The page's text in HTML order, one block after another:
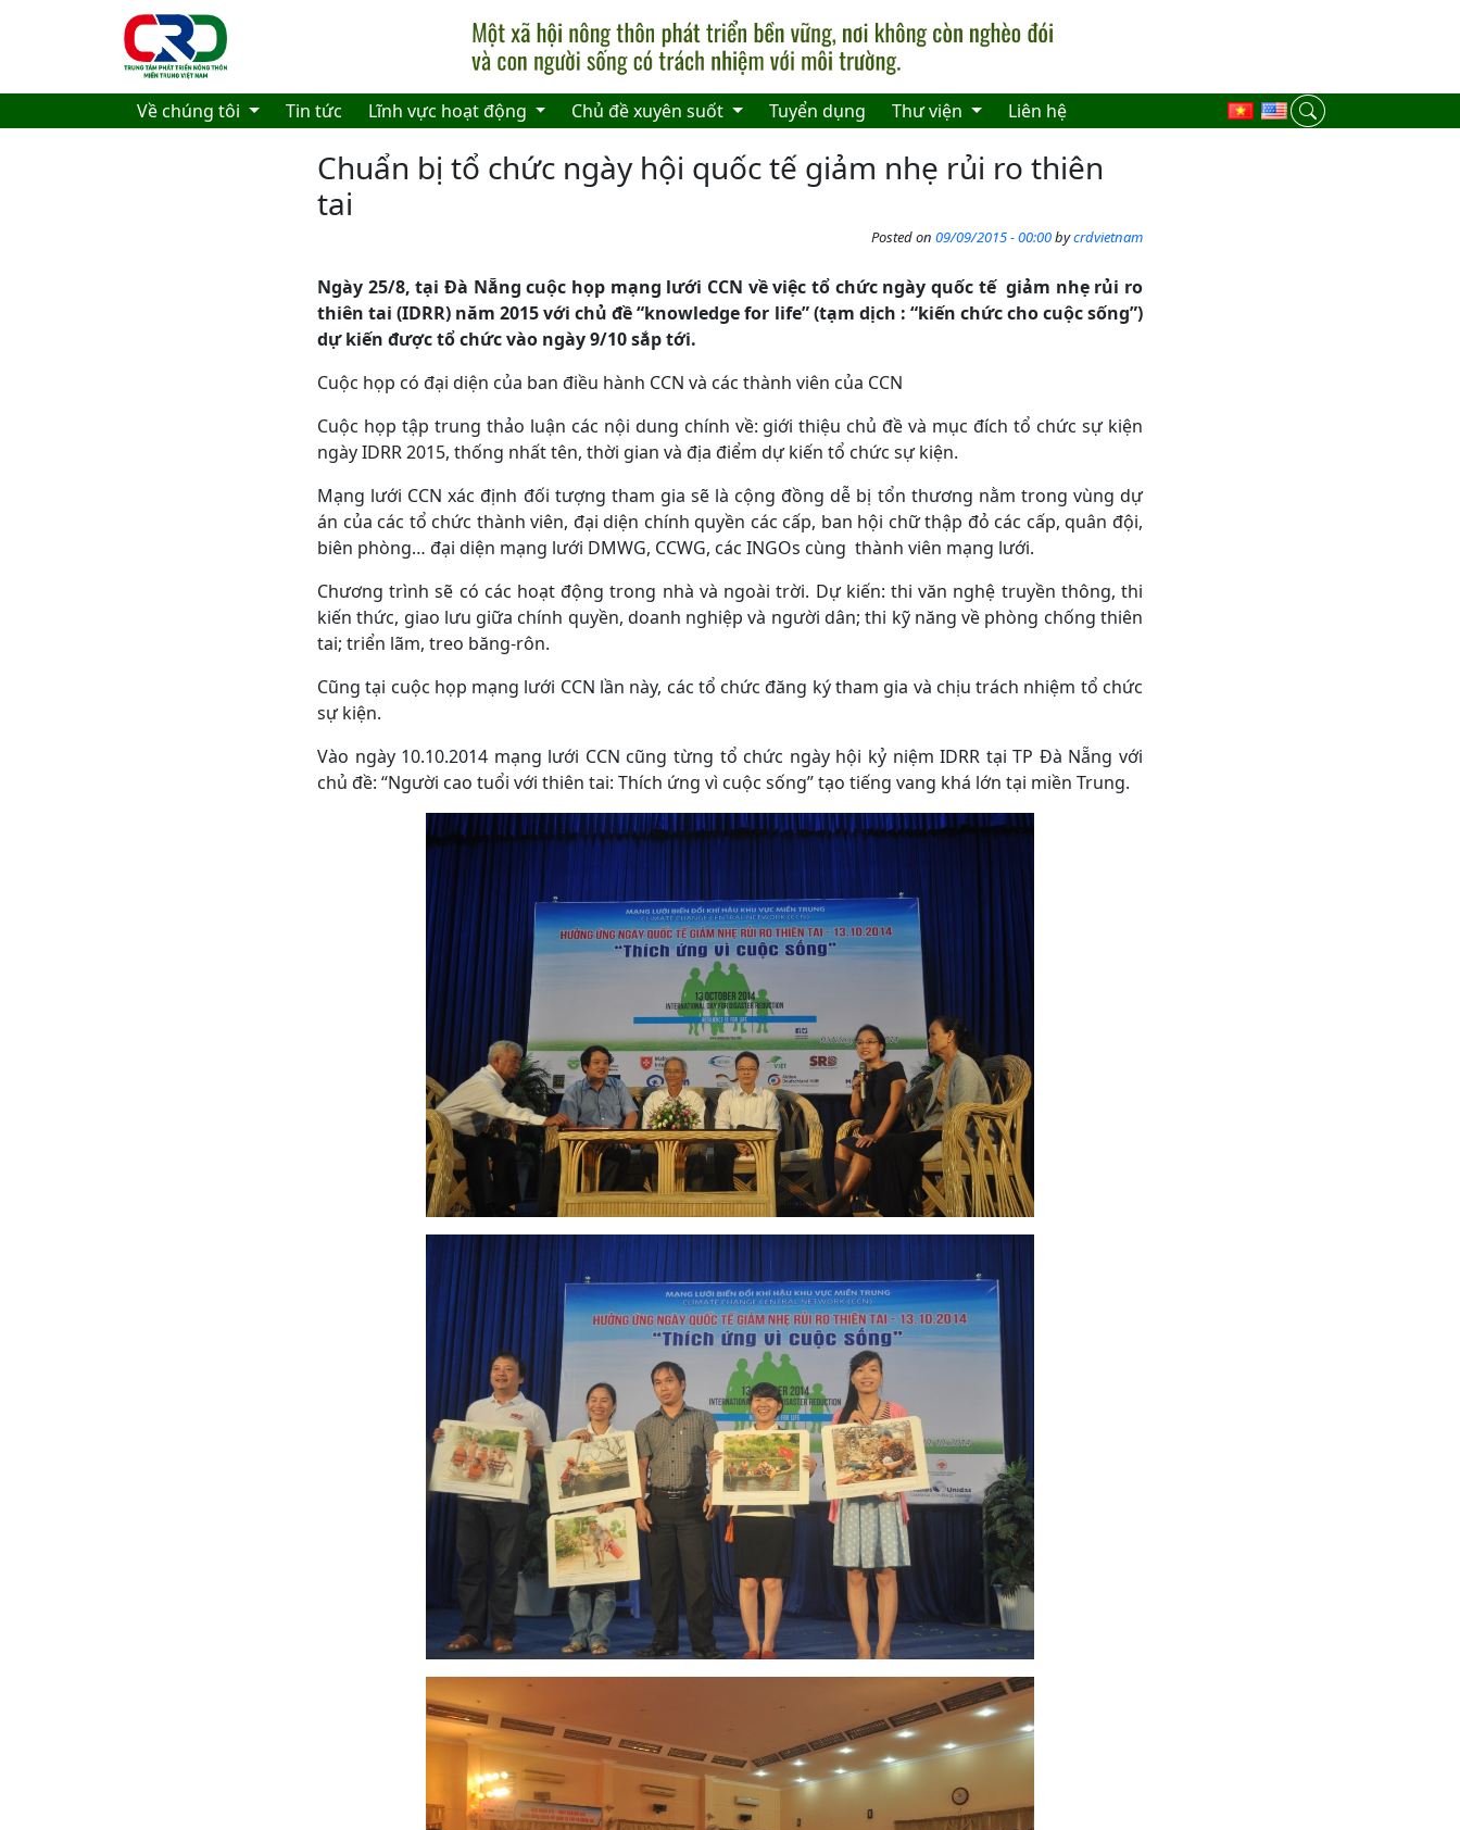
Skip to main content
Về chúng tôi Tin tức Lĩnh vực hoạt động Chủ đề xuyên suốt Tuyển dụng Thư viện Liên hệ
Chuẩn bị tổ chức ngày hội quốc tế giảm nhẹ rủi ro thiên
tai
Posted on 09/09/2015 - 00:00bycrdvietnam
Ngày 25/8, tại Đà Nẵng cuộc họp mạng lưới CCN về việc tổ chức ngày quốc tế giảm nhẹ rủi ro
thiên tai (IDRR) năm 2015 với chủ đề “knowledge for life” (tạm dịch : “kiến chức cho cuộc sống”)
dự kiến được tổ chức vào ngày 9/10 sắp tới.
Cuộc họp có đại diện của ban điều hành CCN và các thành viên của CCN
Cuộc họp tập trung thảo luận các nội dung chính về: giới thiệu chủ đề và mục đích tổ chức sự kiện
ngày IDRR 2015, thống nhất tên, thời gian và địa điểm dự kiến tổ chức sự kiện.
Mạng lưới CCN xác định đối tượng tham gia sẽ là cộng đồng dễ bị tổn thương nằm trong vùng dự
án của các tổ chức thành viên, đại diện chính quyền các cấp, ban hội chữ thập đỏ các cấp, quân đội,
biên phòng… đại diện mạng lưới DMWG, CCWG, các INGOs cùng thành viên mạng lưới.
Chương trình sẽ có các hoạt động trong nhà và ngoài trời. Dự kiến: thi văn nghệ truyền thông, thi
kiến thức, giao lưu giữa chính quyền, doanh nghiệp và người dân; thi kỹ năng về phòng chống thiên
tai; triển lãm, treo băng-rôn.
Cũng tại cuộc họp mạng lưới CCN lần này, các tổ chức đăng ký tham gia và chịu trách nhiệm tổ chức
sự kiện.
Vào ngày 10.10.2014 mạng lưới CCN cũng từng tổ chức ngày hội kỷ niệm IDRR tại TP Đà Nẵng với
chủ đề: “Người cao tuổi với thiên tai: Thích ứng vì cuộc sống” tạo tiếng vang khá lớn tại miền Trung.